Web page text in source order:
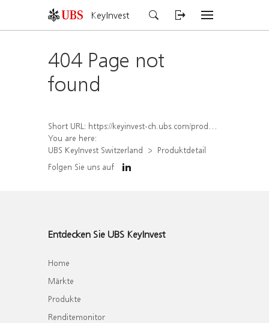
KeyInvest
404 Page not
found
Short URL: https://keyinvest-ch.ubs.com/produkt/detail/index/isin/CH1567431650
You are here:
UBS KeyInvest Switzerland
Produktdetail
Folgen Sie uns auf
Entdecken Sie UBS KeyInvest
Home
Märkte
Produkte
Renditemonitor